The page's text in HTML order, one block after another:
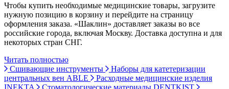
Чтобы купить необходимые медицинские товары, загрузите
нужную позицию в корзину и перейдите на страницу
оформления заказа. «Шаклин» доставляет заказы во все
российские города, включая Москву. Доставка доступна и для
некоторых стран СНГ.
Читать полностью
Сшивающие инструменты
Наборы для катетеризации
центральных вен ABLE
Расходные медицинские изделия
INEKTA
Стоматологические материалы DENTKIST